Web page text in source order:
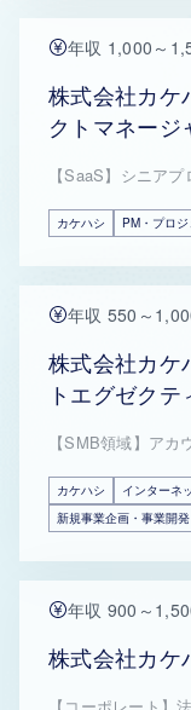
年収 1,000～
株式会社カケ
クトマネージ
【SaaS】シニア
カケハシ PM・プロ
年収 550～
株式会社カケ
トエグゼクテ
【SMB領域】ア
カケハシ
インターネ
新規事業企画・事業開発
年収 900～
株式会社カケ